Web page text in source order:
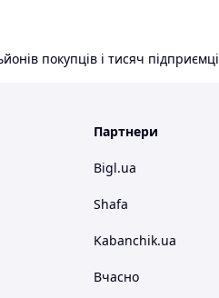
покупців і тисяч
Партнери
Bigl.ua
Shafa
Kabanchik.ua
Вчасно